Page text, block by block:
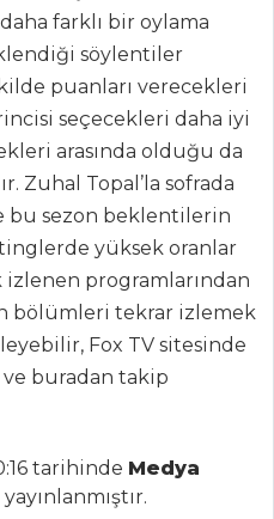
farklı bir oylama
söylentiler
puanları verecekleri
seçecekleri daha iyi
arasında olduğu da
Zuhal Topal’la sofrada
bu sezon beklentilerin
yüksek oranlar
programlarından
bölümleri tekrar izlemek
Fox TV sitesinde
buradan takip
tarihinde Medya